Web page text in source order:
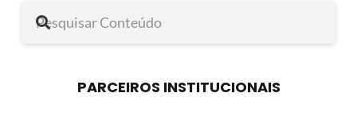
PARCEIROS INSTITUCIONAIS